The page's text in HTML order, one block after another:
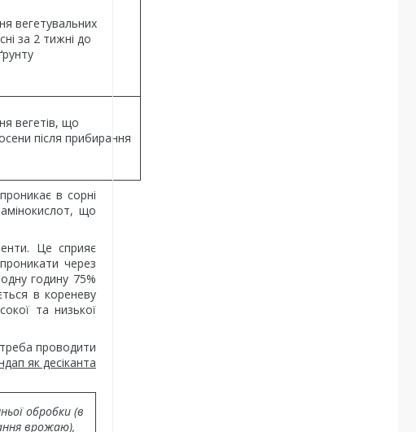
вегетувальних
за 2 тижні до
вегетів, що
після прибирання
в сорні
що
Це сприяє
через
годину 75%
в кореневу
та низької
проводити
як десіканта
обробки (в
врожаю),